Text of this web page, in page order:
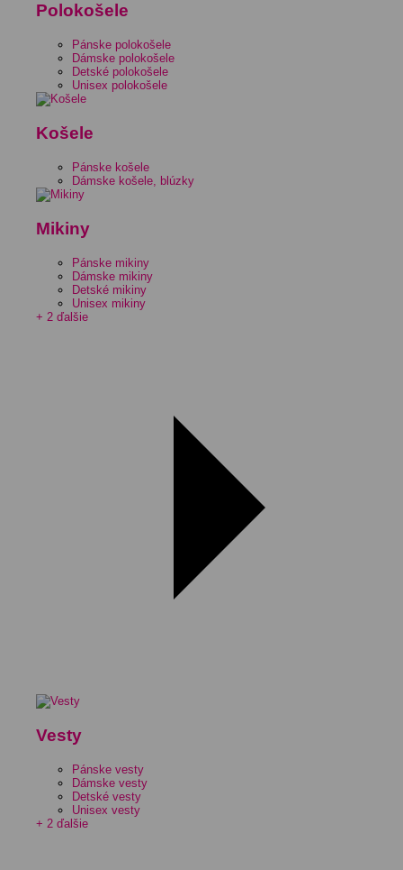
Polokošele
Pánske polokošele
Dámske polokošele
Detské polokošele
Unisex polokošele
Košele
Pánske košele
Dámske košele, blúzky
Mikiny
Pánske mikiny
Dámske mikiny
Detské mikiny
Unisex mikiny
+ 2 ďalšie
Vesty
Pánske vesty
Dámske vesty
Detské vesty
Unisex vesty
+ 2 ďalšie